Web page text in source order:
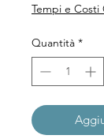
Tempi e Costi
Quantità *